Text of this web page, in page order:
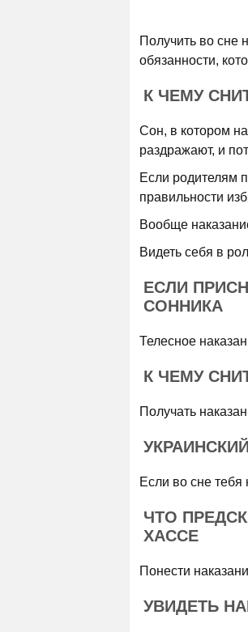
Получить во сне
обязанности,
К ЧЕМУ
Сон, в котором
раздражают, и
Если родителям
правильности
Вообще
Видеть себя в
ЕСЛИ
СОННИКА
Телесное
К ЧЕМУ
Получать
Если во сне тебя
ЧТО
ХАССЕ
Понести
УВИДЕТЬ